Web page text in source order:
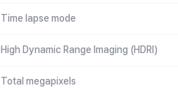
Time lapse mode
High Dynamic Range Imaging (HDRI)
Total megapixels